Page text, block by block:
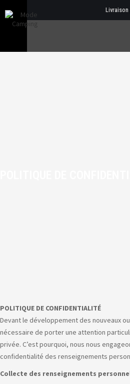
Livraison
POLITIQUE DE CONFIDENTIALITÉ
Devant le développement des nouveaux
nécessaire de porter une attention
privée. C’est pourquoi, nous nous
confidentialité des renseignements
Collecte des renseignements